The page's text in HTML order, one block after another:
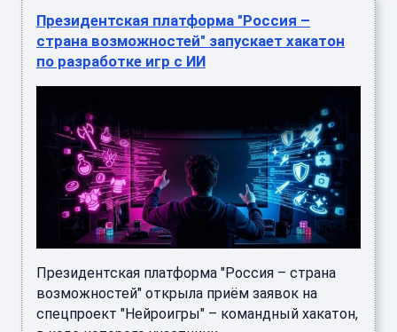
Президентская платформа "Россия –
страна возможностей" запускает хакатон
по разработке игр с ИИ
Президентская платформа "Россия – страна
возможностей" открыла приём заявок на
спецпроект "Нейроигры" – командный хакатон,